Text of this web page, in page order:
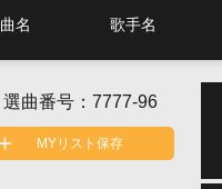
曲名 歌手名
選曲番号： 7777-96
MYリスト保存